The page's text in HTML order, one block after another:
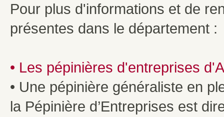
Pour plus d'informations et de
présentes dans le département :
• Les pépinières d'entreprises
• Une pépinière généraliste en
la Pépinière d’Entreprises est